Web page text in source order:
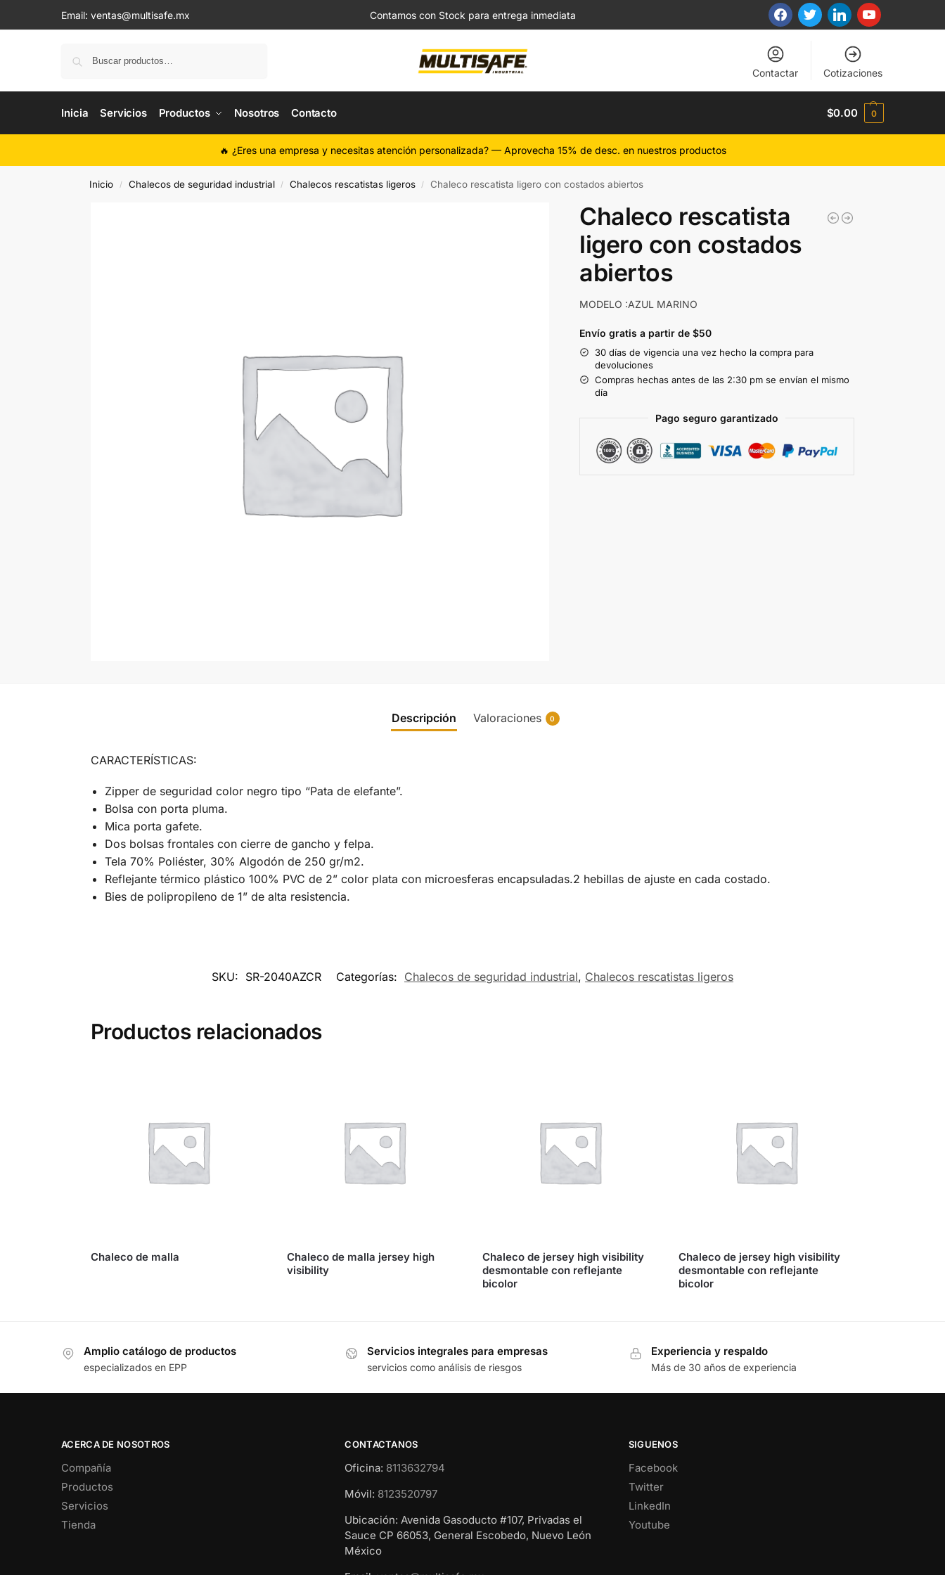
Email: ventas@multisafe.mx Contamos con Stock para entrega inmediata
Contactar Cotizaciones
Inicia Servicios Productos Nosotros Contacto $0.00 0
🔥 ¿Eres una empresa y necesitas atención personalizada? — Aprovecha 15% de desc. en nuestros productos
Inicio / Chalecos de seguridad industrial / Chalecos rescatistas ligeros / Chaleco rescatista ligero con costados abiertos
Chaleco rescatista
ligero con costados
abiertos
MODELO :AZUL MARINO
Envío gratis a partir de $50
30 días de vigencia una vez hecho la compra para
devoluciones
Compras hechas antes de las 2:30 pm se envían el mismo
día
Pago seguro garantizado
Descripción Valoraciones 0
CARACTERÍSTICAS:
Zipper de seguridad color negro tipo “Pata de elefante”.
Bolsa con porta pluma.
Mica porta gafete.
Dos bolsas frontales con cierre de gancho y felpa.
Tela 70% Poliéster, 30% Algodón de 250 gr/m2.
Reflejante térmico plástico 100% PVC de 2” color plata con microesferas encapsuladas.2 hebillas de ajuste en cada costado.
Bies de polipropileno de 1” de alta resistencia.
SKU: SR-2040AZCR Categorías: Chalecos de seguridad industrial, Chalecos rescatistas ligeros
Productos relacionados
Chaleco de malla
Chaleco de malla jersey high
visibility
Chaleco de jersey high visibility
desmontable con reflejante
bicolor
Chaleco de jersey high visibility
desmontable con reflejante
bicolor
Amplio catálogo de productos
especializados en EPP
Servicios integrales para empresas
servicios como análisis de riesgos
Experiencia y respaldo
Más de 30 años de experiencia
ACERCA DE NOSOTROS
Compañía
Productos
Servicios
Tienda
CONTACTANOS
Oficina: 8113632794
Móvil: 8123520797
Ubicación: Avenida Gasoducto #107, Privadas el
Sauce CP 66053, General Escobedo, Nuevo León
México
SIGUENOS
Facebook
Twitter
LinkedIn
Youtube